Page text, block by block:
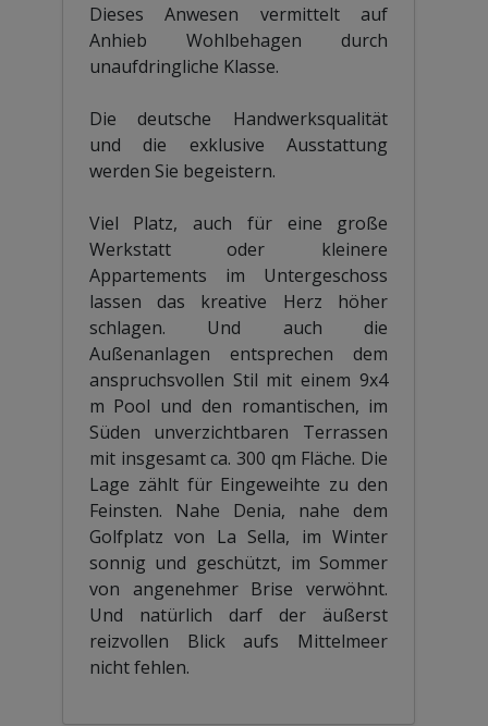
Dieses Anwesen vermittelt auf
Anhieb Wohlbehagen durch
unaufdringliche Klasse.
Die deutsche Handwerksqualität
und die exklusive Ausstattung
werden Sie begeistern.
Viel Platz, auch für eine große
Werkstatt oder kleinere
Appartements im Untergeschoss
lassen das kreative Herz höher
schlagen. Und auch die
Außenanlagen entsprechen dem
anspruchsvollen Stil mit einem 9x4
m Pool und den romantischen, im
Süden unverzichtbaren Terrassen
mit insgesamt ca. 300 qm Fläche. Die
Lage zählt für Eingeweihte zu den
Feinsten. Nahe Denia, nahe dem
Golfplatz von La Sella, im Winter
sonnig und geschützt, im Sommer
von angenehmer Brise verwöhnt.
Und natürlich darf der äußerst
reizvollen Blick aufs Mittelmeer
nicht fehlen.